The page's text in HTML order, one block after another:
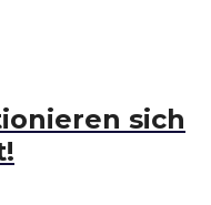
sich